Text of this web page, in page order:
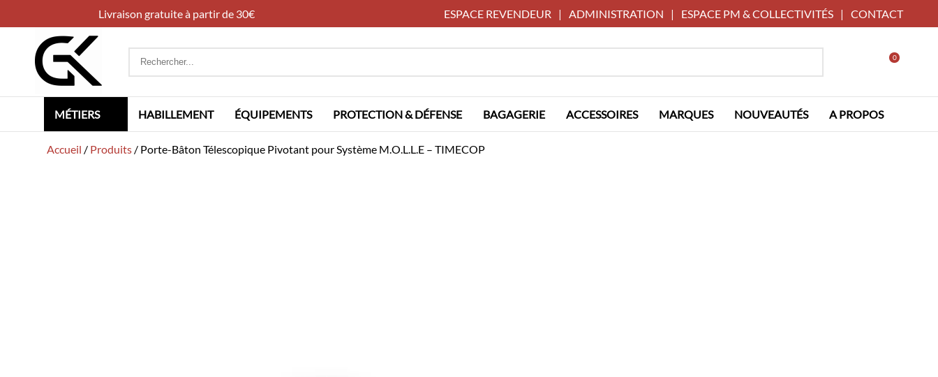
Livraison gratuite à partir de 30€ ESPACE REVENDEUR | ADMINISTRATION | ESPACE PM & COLLECTIVITÉS | CONTACT
Rechercher
0
MÉTIERS HABILLEMENT ÉQUIPEMENTS PROTECTION & DÉFENSE BAGAGERIE ACCESSOIRES MARQUES NOUVEAUTÉS A PROPOS
Accueil / Produits / Porte-Bâton Télescopique Pivotant pour Système M.O.L.L.E – TIMECOP